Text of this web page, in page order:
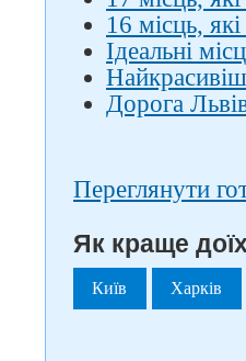
16 місць,
Ідеальні
Дорога
Переглянути
Як краще
Київ Харків